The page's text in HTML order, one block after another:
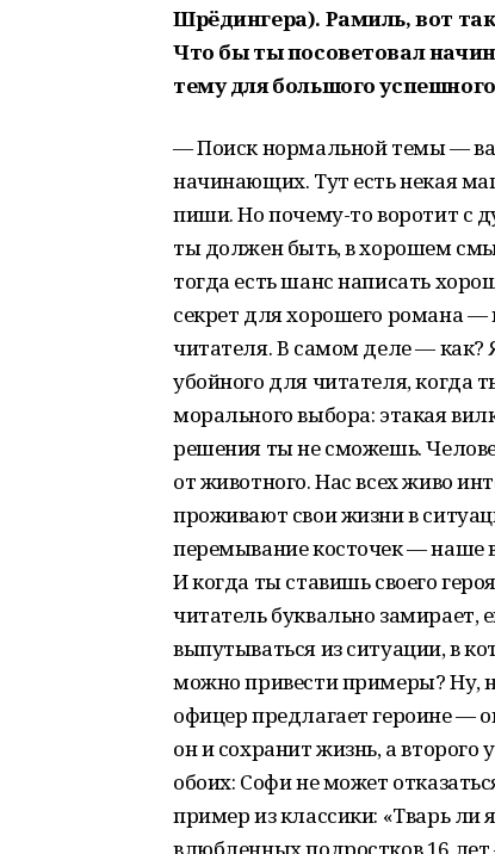
Шрёдингера). Рамиль, вот
Что бы ты посоветовал
тему для большого
— Поиск нормальной темы —
начинающих. Тут есть некая
пиши. Но почему-то воротит с
ты должен быть, в хорошем
тогда есть шанс написать
секрет для хорошего романа —
читателя. В самом деле — как?
убойного для читателя, когда
морального выбора: этакая
решения ты не сможешь.
от животного. Нас всех живо
проживают свои жизни в
перемывание косточек — наше
И когда ты ставишь своего
читатель буквально замирает,
выпутываться из ситуации, в
можно привести примеры? Ну,
офицер предлагает героине —
он и сохранит жизнь, а второго
обоих: Софи не может
пример из классики: «Тварь